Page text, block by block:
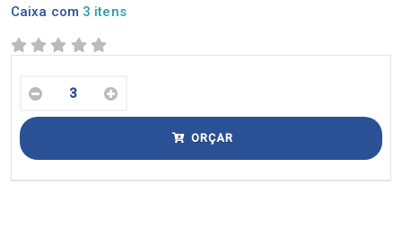
Caixa com 3 itens
ORÇAR